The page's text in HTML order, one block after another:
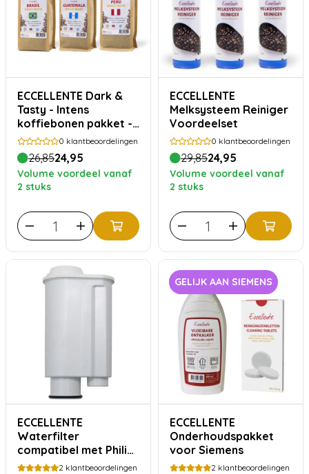
ECCELLENTE Dark &
Tasty - Intens
koffiebonen pakket -
750 gram
0 klantbeoordelingen
26,8524,95
Volume voordeel vanaf
2 stuks
ECCELLENTE
Melksysteem Reiniger
Voordeelset
0 klantbeoordelingen
29,8524,95
Volume voordeel vanaf
2 stuks
ECCELLENTE
Waterfilter
compatibel met Philips
Saeco Intenza+
2 klantbeoordelingen
GELIJK AAN SIEMENS
ECCELLENTE
Onderhoudspakket
voor Siemens
2 klantbeoordelingen